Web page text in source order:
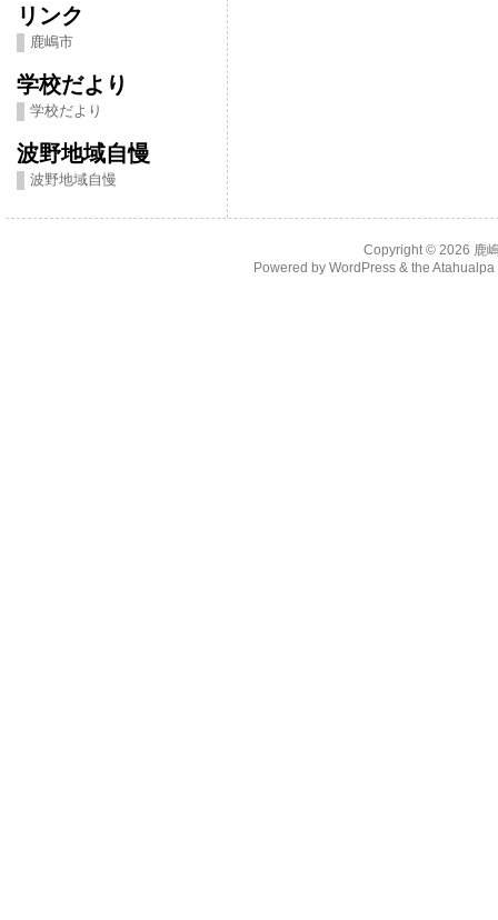
リンク
鹿嶋市
学校だより
学校だより
波野地域自慢
波野地域自慢
Copyright © 2026 鹿
Powered by WordPress& the Atahualpa